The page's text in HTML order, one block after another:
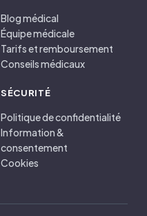
Blog médical
Équipe médicale
Tarifs et remboursement
Conseils médicaux
SÉCURITÉ
Politique de confidentialité
Information &
consentement
Cookies